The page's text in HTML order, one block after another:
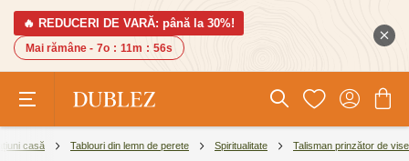
🔥 REDUCERI DE VARĂ: până la 30%!
Mai rămâne - 7o : 11m : 55s
casă Tablouri din lemn de perete Spiritualitate Talisman prinzător de vise